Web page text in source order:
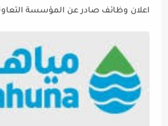
اعلان وظائف صادر عن المؤسسة التعاونية